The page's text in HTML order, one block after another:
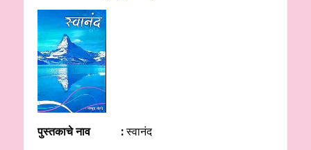
पुस्तकाचे नाव :स्वानंद